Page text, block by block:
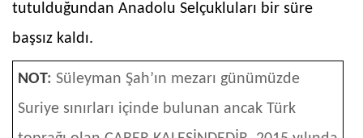
tutulduğundan Anadolu Selçukluları bir süre
başsız kaldı.
NOT: Süleyman Şah’ın mezarı günümüzde
Suriye sınırları içinde bulunan ancak Türk